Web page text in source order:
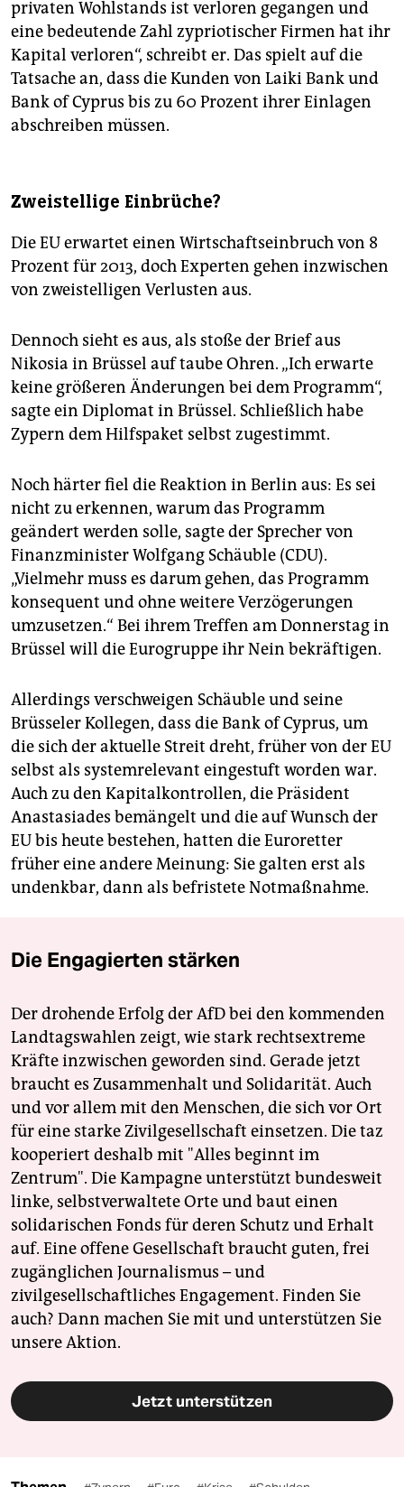
privaten Wohlstands ist verloren gegangen und
eine bedeutende Zahl zypriotischer Firmen hat ihr
Kapital verloren“, schreibt er. Das spielt auf die
Tatsache an, dass die Kunden von Laiki Bank und
Bank of Cyprus bis zu 60 Prozent ihrer Einlagen
abschreiben müssen.
Zweistellige Einbrüche?
Die EU erwartet einen Wirtschaftseinbruch von 8
Prozent für 2013, doch Experten gehen inzwischen
von zweistelligen Verlusten aus.
Dennoch sieht es aus, als stoße der Brief aus
Nikosia in Brüssel auf taube Ohren. „Ich erwarte
keine größeren Änderungen bei dem Programm“,
sagte ein Diplomat in Brüssel. Schließlich habe
Zypern dem Hilfspaket selbst zugestimmt.
Noch härter fiel die Reaktion in Berlin aus: Es sei
nicht zu erkennen, warum das Programm
geändert werden solle, sagte der Sprecher von
Finanzminister Wolfgang Schäuble (CDU).
„Vielmehr muss es darum gehen, das Programm
konsequent und ohne weitere Verzögerungen
umzusetzen.“ Bei ihrem Treffen am Donnerstag in
Brüssel will die Eurogruppe ihr Nein bekräftigen.
Allerdings verschweigen Schäuble und seine
Brüsseler Kollegen, dass die Bank of Cyprus, um
die sich der aktuelle Streit dreht, früher von der EU
selbst als systemrelevant eingestuft worden war.
Auch zu den Kapitalkontrollen, die Präsident
Anastasiades bemängelt und die auf Wunsch der
EU bis heute bestehen, hatten die Euroretter
früher eine andere Meinung: Sie galten erst als
undenkbar, dann als befristete Notmaßnahme.
Die Engagierten stärken
Der drohende Erfolg der AfD bei den kommenden
Landtagswahlen zeigt, wie stark rechtsextreme
Kräfte inzwischen geworden sind. Gerade jetzt
braucht es Zusammenhalt und Solidarität. Auch
und vor allem mit den Menschen, die sich vor Ort
für eine starke Zivilgesellschaft einsetzen. Die taz
kooperiert deshalb mit "Alles beginnt im
Zentrum". Die Kampagne unterstützt bundesweit
linke, selbstverwaltete Orte und baut einen
solidarischen Fonds für deren Schutz und Erhalt
auf. Eine offene Gesellschaft braucht guten, frei
zugänglichen Journalismus – und
zivilgesellschaftliches Engagement. Finden Sie
auch? Dann machen Sie mit und unterstützen Sie
unsere Aktion.
Jetzt unterstützen